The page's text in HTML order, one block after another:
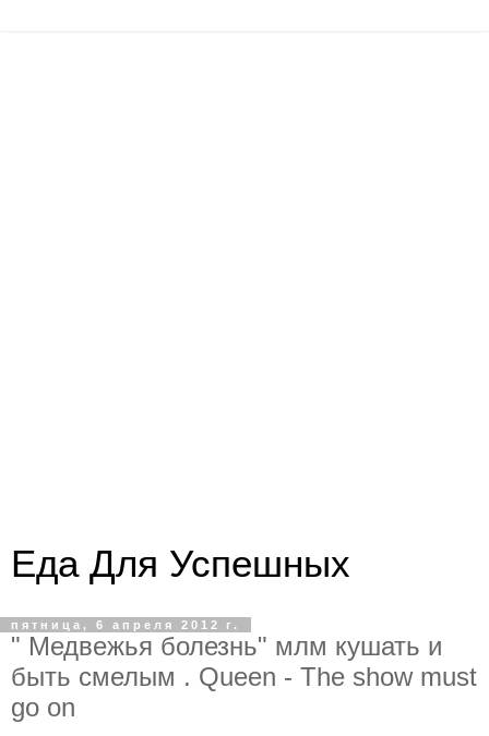
Еда Для Успешных
пятница, 6 апреля 2012 г.
" Медвежья болезнь" млм кушать и
быть смелым . Queen - The show must
go on